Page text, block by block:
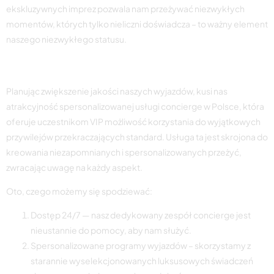
ekskluzywnych imprez pozwala nam przeżywać niezwykłych
momentów, których tylko nieliczni doświadcza – to ważny element
naszego niezwykłego statusu.
Planując zwiększenie jakości naszych wyjazdów, kusi nas
atrakcyjność spersonalizowanej usługi concierge w Polsce, która
oferuje uczestnikom VIP możliwość korzystania do wyjątkowych
przywilejów przekraczających standard. Usługa ta jest skrojona do
kreowania niezapomnianych i spersonalizowanych przeżyć,
zwracając uwagę na każdy aspekt.
Oto, czego możemy się spodziewać:
Dostęp 24/7 — nasz dedykowany zespół concierge jest
nieustannie do pomocy, aby nam służyć.
Spersonalizowane programy wyjazdów – skorzystamy z
starannie wyselekcjonowanych luksusowych świadczeń